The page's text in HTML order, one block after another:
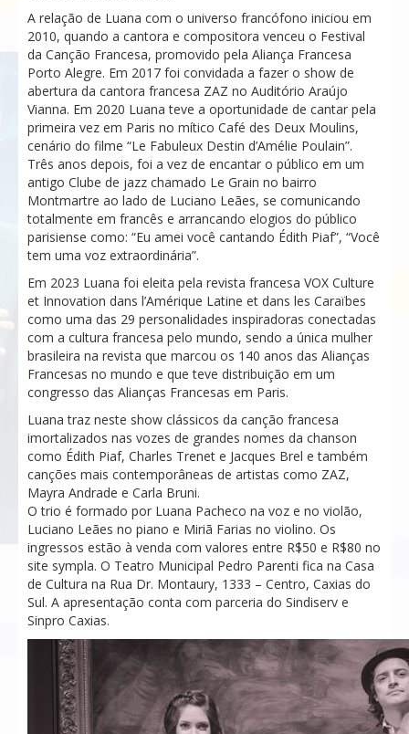
A relação de Luana com o universo francófono iniciou em
2010, quando a cantora e compositora venceu o Festival
da Canção Francesa, promovido pela Aliança Francesa
Porto Alegre. Em 2017 foi convidada a fazer o show de
abertura da cantora francesa ZAZ no Auditório Araújo
Vianna. Em 2020 Luana teve a oportunidade de cantar pela
primeira vez em Paris no mítico Café des Deux Moulins,
cenário do filme “Le Fabuleux Destin d’Amélie Poulain”.
Três anos depois, foi a vez de encantar o público em um
antigo Clube de jazz chamado Le Grain no bairro
Montmartre ao lado de Luciano Leães, se comunicando
totalmente em francês e arrancando elogios do público
parisiense como: “Eu amei você cantando Édith Piaf”, “Você
tem uma voz extraordinária”.
Em 2023 Luana foi eleita pela revista francesa VOX Culture
et Innovation dans l’Amérique Latine et dans les Caraïbes
como uma das 29 personalidades inspiradoras conectadas
com a cultura francesa pelo mundo, sendo a única mulher
brasileira na revista que marcou os 140 anos das Alianças
Francesas no mundo e que teve distribuição em um
congresso das Alianças Francesas em Paris.
Luana traz neste show clássicos da canção francesa
imortalizados nas vozes de grandes nomes da chanson
como Édith Piaf, Charles Trenet e Jacques Brel e também
canções mais contemporâneas de artistas como ZAZ,
Mayra Andrade e Carla Bruni.
O trio é formado por Luana Pacheco na voz e no violão,
Luciano Leães no piano e Miriã Farias no violino. Os
ingressos estão à venda com valores entre R$50 e R$80 no
site sympla. O Teatro Municipal Pedro Parenti fica na Casa
de Cultura na Rua Dr. Montaury, 1333 – Centro, Caxias do
Sul. A apresentação conta com parceria do Sindiserv e
Sinpro Caxias.